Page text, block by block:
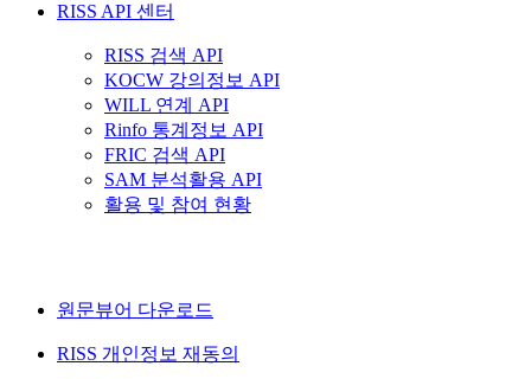
RISS API 센터
RISS 검색 API
KOCW 강의정보 API
WILL 연계 API
Rinfo 통계정보 API
FRIC 검색 API
SAM 분석활용 API
활용 및 참여 현황
원문뷰어 다운로드
RISS 개인정보 재동의